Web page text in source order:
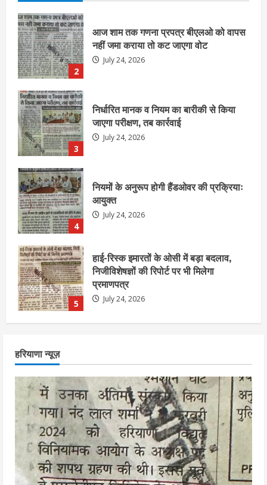
3
निर्धारित मानक व नियम का बारीकी से किया
जाएगा परीक्षण, तब कार्रवाई
July 24, 2026
4
नियमों के अनुरूप होगी हैंडओवर की प्रक्रियाः
आयुक्त
July 24, 2026
5
हाई-रिस्क इमारतों के ओसी में बड़ा बदलाव,
निजीविशेषज्ञों की रिपोर्ट पर भी मिलेगा
प्रमाणपत्र
July 24, 2026
1
एचईआरसी के अध्यक्ष नंद लाल का निधन
July 24, 2026
3
निर्धारित मानक व नियम का बारीकी से किया
जाएगा परीक्षण, तब कार्रवाई
July 24, 2026
हरियाणा न्यूज़